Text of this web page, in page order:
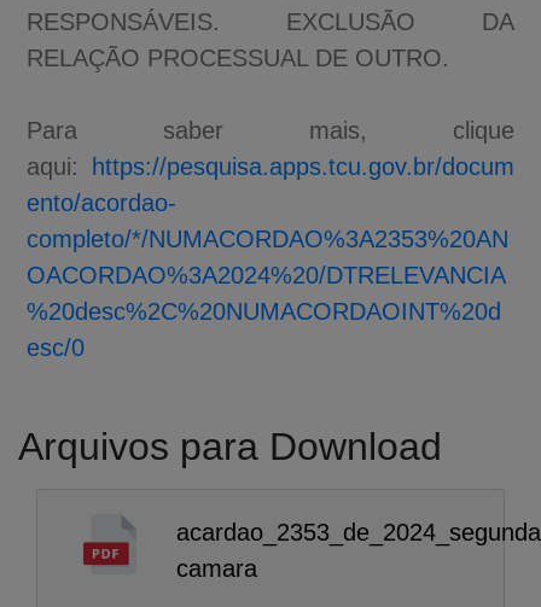
RESPONSÁVEIS. EXCLUSÃO DA
RELAÇÃO PROCESSUAL DE OUTRO.
Para saber mais, clique
aqui: https://pesquisa.apps.tcu.gov.br/docum
ento/acordao-
completo/*/NUMACORDAO%3A2353%20AN
OACORDAO%3A2024%20/DTRELEVANCIA
%20desc%2C%20NUMACORDAOINT%20d
esc/0
Arquivos para Download
camara